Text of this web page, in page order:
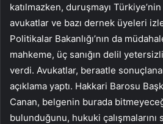
katılmazken, duruşmayı
avukatlar ve bazı dernek üyeleri
Politikalar Bakanlığı’nın da
mahkeme, üç sanığın delil
verdi. Avukatlar, beraatle
açıklama yaptı. Hakkari Barosu
Canan, belgenin burada
bulunduğunu, hukuki çalışmalarını